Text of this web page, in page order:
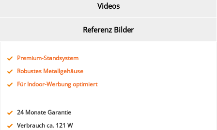
Videos
Referenz Bilder
Premium-Standsystem
Robustes Metallgehäuse
Für Indoor-Werbung optimiert
24 Monate Garantie
Verbrauch ca. 121 W